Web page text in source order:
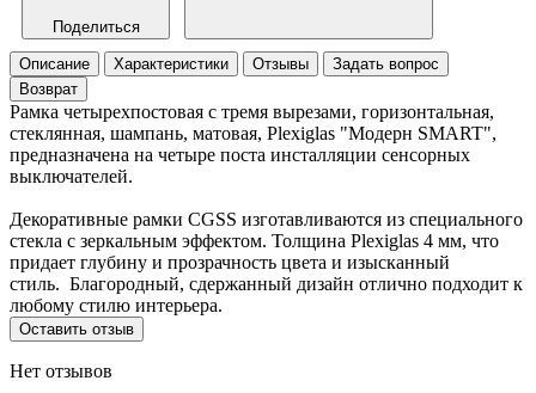
Поделиться
Описание Характеристики Отзывы
Задать вопрос
Возврат
Рамка четырехпостовая с тремя вырезами, горизонтальная,
стеклянная, шампань, матовая, Plexiglas "Модерн SMART",
предназначена на четыре поста инсталляции сенсорных
выключателей.
Декоративные рамки CGSS изготавливаются из специального
стекла с зеркальным эффектом. Толщина Plexiglas 4 мм, что
придает глубину и прозрачность цвета и изысканный
стиль. Благородный, сдержанный дизайн отлично подходит к
любому стилю интерьера.
Оставить отзыв
Нет отзывов